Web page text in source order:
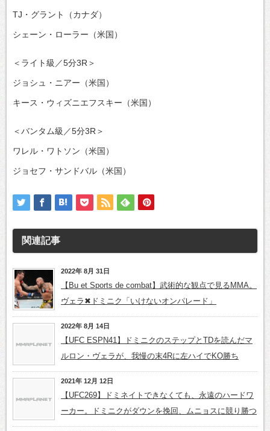
TJ・グラント（カナダ）
シェーン・ローラー（米国）
＜ライト級／5分3R＞
ジョシュ・ニアー（米国）
キース・ウィズニエフスキー（米国）
＜バンタム級／5分3R＞
ワレル・ワトソン（米国）
ジョセフ・サンドバル（米国）
関連記事
2022年 8月 31日
【Bu et Sports de combat】武術的な観点で見るMMA。
ヴェラ✖ドミニク「いけないオンパレード」
2022年 8月 14日
【UFC ESPN41】ドミニクのステップとTDを読んだマ
ルロン・ヴェラが、我慢の末4Rに左ハイでKO勝ち
2021年 12月 12日
【UFC269】ドミネイトできなくても、永遠のハードワ
ーカー。ドミニクがダウンを挽回、ムニョスに競り勝つ